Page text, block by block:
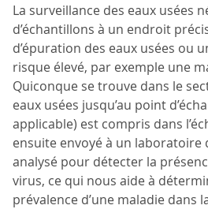
La surveillance des eaux usées
d’échantillons à un endroit
d’épuration des eaux usées ou
risque élevé, par exemple une
Quiconque se trouve dans le
eaux usées jusqu’au point
applicable) est compris dans
ensuite envoyé à un laboratoire
analysé pour détecter la
virus, ce qui nous aide à
prévalence d’une maladie dans